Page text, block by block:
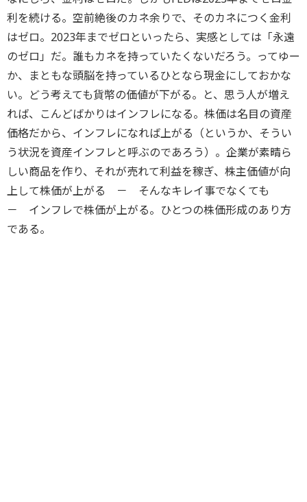
利を続ける。空前絶後のカネ余りで、そのカネにつく金利
はゼロ。2023年までゼロといったら、実感としては「永遠
のゼロ」だ。誰もカネを持っていたくないだろう。ってゆー
か、まともな頭脳を持っているひとなら現金にしておかな
い。どう考えても貨幣の価値が下がる。と、思う人が増え
れば、こんどばかりはインフレになる。株価は名目の資産
価格だから、インフレになれば上がる（というか、そうい
う状況を資産インフレと呼ぶのであろう）。企業が素晴ら
しい商品を作り、それが売れて利益を稼ぎ、株主価値が向
上して株価が上がる － そんなキレイ事でなくても
－ インフレで株価が上がる。ひとつの株価形成のあり方
である。